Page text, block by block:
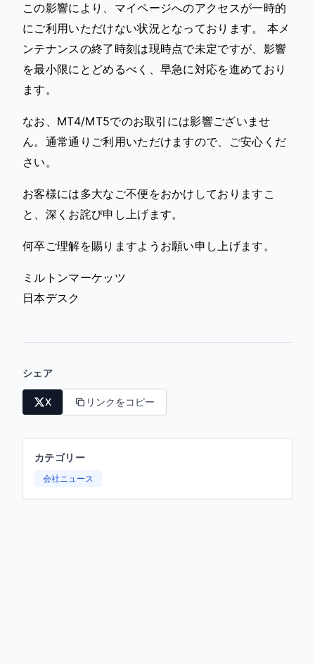
この影響により、マイページへのアクセスが一時的
にご利用いただけない状況となっております。 本メ
ンテナンスの終了時刻は現時点で未定ですが、影響
を最小限にとどめるべく、早急に対応を進めており
ます。
なお、MT4/MT5でのお取引には影響ございませ
ん。通常通りご利用いただけますので、ご安心くだ
さい。
お客様には多大なご不便をおかけしておりますこ
と、深くお詫び申し上げます。
何卒ご理解を賜りますようお願い申し上げます。
ミルトンマーケッツ
日本デスク
シェア
X リンクをコピー
カテゴリー
会社ニュース